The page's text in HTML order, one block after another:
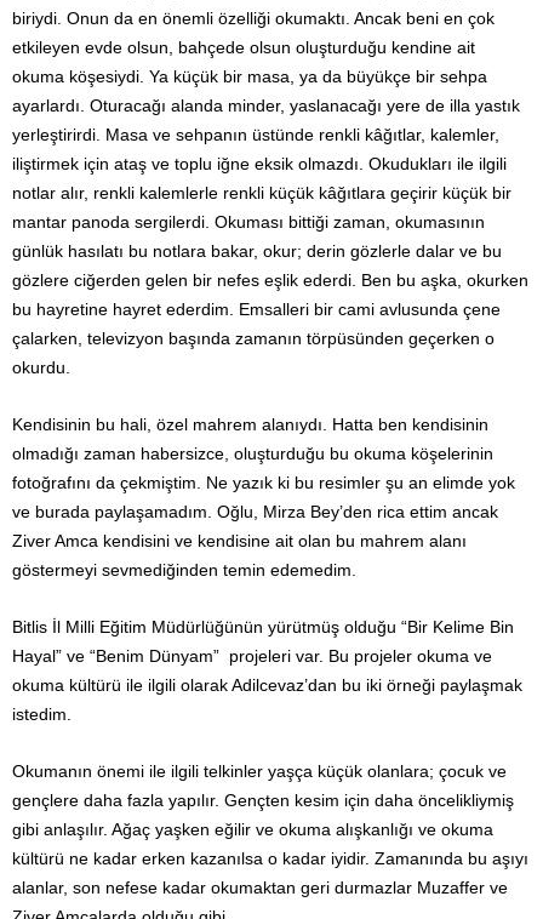
biriydi. Onun da en önemli özelliği okumaktı. Ancak beni en çok
etkileyen evde olsun, bahçede olsun oluşturduğu kendine ait
okuma köşesiydi. Ya küçük bir masa, ya da büyükçe bir sehpa
ayarlardı. Oturacağı alanda minder, yaslanacağı yere de illa yastık
yerleştirirdi. Masa ve sehpanın üstünde renkli kâğıtlar, kalemler,
iliştirmek için ataş ve toplu iğne eksik olmazdı. Okudukları ile ilgili
notlar alır, renkli kalemlerle renkli küçük kâğıtlara geçirir küçük bir
mantar panoda sergilerdi. Okuması bittiği zaman, okumasının
günlük hasılatı bu notlara bakar, okur; derin gözlerle dalar ve bu
gözlere ciğerden gelen bir nefes eşlik ederdi. Ben bu aşka, okurken
bu hayretine hayret ederdim. Emsalleri bir cami avlusunda çene
çalarken, televizyon başında zamanın törpüsünden geçerken o
okurdu.
Kendisinin bu hali, özel mahrem alanıydı. Hatta ben kendisinin
olmadığı zaman habersizce, oluşturduğu bu okuma köşelerinin
fotoğrafını da çekmiştim. Ne yazık ki bu resimler şu an elimde yok
ve burada paylaşamadım. Oğlu, Mirza Bey’den rica ettim ancak
Ziver Amca kendisini ve kendisine ait olan bu mahrem alanı
göstermeyi sevmediğinden temin edemedim.
Bitlis İl Milli Eğitim Müdürlüğünün yürütmüş olduğu “Bir Kelime Bin
Hayal” ve “Benim Dünyam” projeleri var. Bu projeler okuma ve
okuma kültürü ile ilgili olarak Adilcevaz’dan bu iki örneği paylaşmak
istedim.
Okumanın önemi ile ilgili telkinler yaşça küçük olanlara; çocuk ve
gençlere daha fazla yapılır. Gençten kesim için daha öncelikliymiş
gibi anlaşılır. Ağaç yaşken eğilir ve okuma alışkanlığı ve okuma
kültürü ne kadar erken kazanılsa o kadar iyidir. Zamanında bu aşıyı
alanlar, son nefese kadar okumaktan geri durmazlar Muzaffer ve